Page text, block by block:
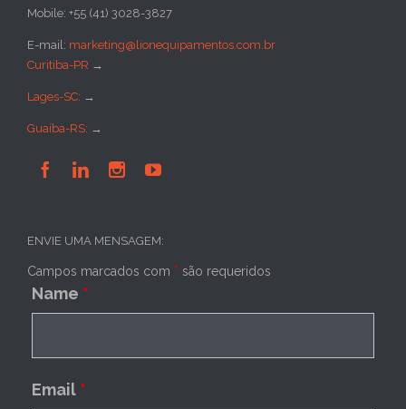
Mobile: +55 (41) 3028-3827
E-mail: marketing@lionequipamentos.com.br
Curitiba-PR →
Lages-SC: →
Guaíba-RS: →
   
ENVIE UMA MENSAGEM:
Campos marcados com * são requeridos
Name *
Email *